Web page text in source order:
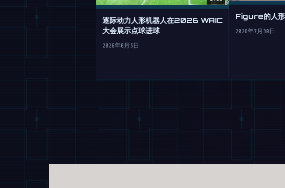
逐际动力人形机器人在2026 WAIC
大会展示点球进球
2026年8月5日
Figure的人形
2026年7月30日